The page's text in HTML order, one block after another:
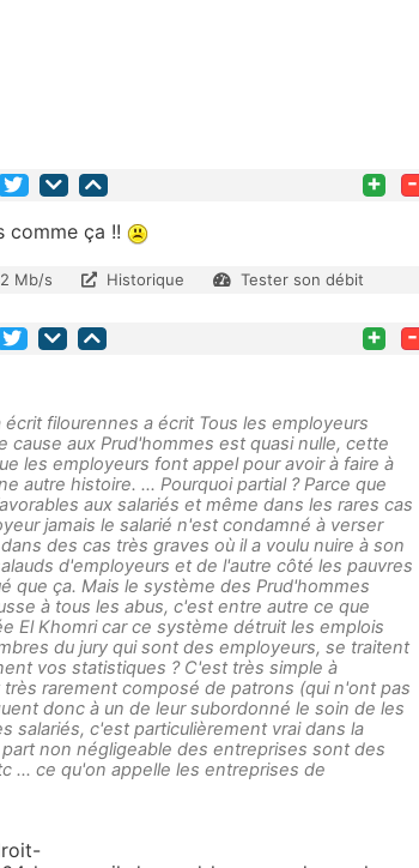
+ -
comme ça !!
Mb/s Historique Tester son débit
+ -
filourennes a écrit Tous les employeurs
cause aux Prud'hommes est quasi nulle, cette
les employeurs font appel pour avoir à faire à
autre histoire. ... Pourquoi partial ? Parce que
aux salariés et même dans les rares cas
jamais le salarié n'est condamné à verser
des cas très graves où il a voulu nuire à son
d'employeurs et de l'autre côté les pauvres
que ça. Mais le système des Prud'hommes
à tous les abus, c'est entre autre ce que
El Khomri car ce système détruit les emplois
du jury qui sont des employeurs, se traitent
vos statistiques ? C'est très simple à
rarement composé de patrons (qui n'ont pas
donc à un de leur subordonné le soin de les
salariés, c'est particulièrement vrai dans la
non négligeable des entreprises sont des
... ce qu'on appelle les entreprises de